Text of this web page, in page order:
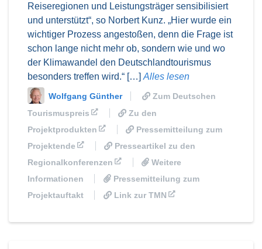
Reiseregionen und Leistungsträger sensibilisiert
und unterstützt“, so Norbert Kunz. „Hier wurde ein
wichtiger Prozess angestoßen, denn die Frage ist
schon lange nicht mehr ob, sondern wie und wo
der Klimawandel den Deutschlandtourismus
besonders treffen wird.“ […] Alles lesen
Wolfgang Günther
Zum Deutschen
Tourismuspreis
Zu den
Projektprodukten
Pressemitteilung zum
Projektende
Presseartikel zu den
Regionalkonferenzen
Weitere
Informationen
Pressemitteilung zum
Projektauftakt
Link zur TMN